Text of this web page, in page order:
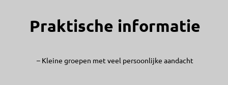
Praktische informatie
– Kleine groepen met veel persoonlijke aandacht